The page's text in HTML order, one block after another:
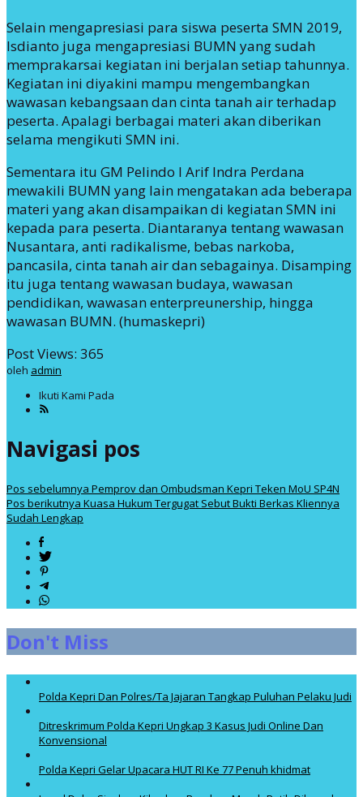
Selain mengapresiasi para siswa peserta SMN 2019,
Isdianto juga mengapresiasi BUMN yang sudah
memprakarsai kegiatan ini berjalan setiap tahunnya.
Kegiatan ini diyakini mampu mengembangkan
wawasan kebangsaan dan cinta tanah air terhadap
peserta. Apalagi berbagai materi akan diberikan
selama mengikuti SMN ini.
Sementara itu GM Pelindo I Arif Indra Perdana
mewakili BUMN yang lain mengatakan ada beberapa
materi yang akan disampaikan di kegiatan SMN ini
kepada para peserta. Diantaranya tentang wawasan
Nusantara, anti radikalisme, bebas narkoba,
pancasila, cinta tanah air dan sebagainya. Disamping
itu juga tentang wawasan budaya, wawasan
pendidikan, wawasan enterpreunership, hingga
wawasan BUMN. (humaskepri)
Post Views: 365
oleh admin
Ikuti Kami Pada
Navigasi pos
Pos sebelumnya Pemprov dan Ombudsman Kepri Teken MoU SP4N
Pos berikutnya Kuasa Hukum Tergugat Sebut Bukti Berkas Kliennya
Sudah Lengkap
Don't Miss
Polda Kepri Dan Polres/Ta Jajaran Tangkap Puluhan Pelaku Judi
Ditreskrimum Polda Kepri Ungkap 3 Kasus Judi Online Dan
Konvensional
Polda Kepri Gelar Upacara HUT RI Ke 77 Penuh khidmat